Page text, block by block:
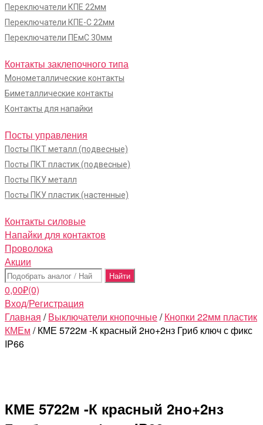
Переключатели КПЕ 22мм
Переключатели КПЕ-С 22мм
Переключатели ПЕмС 30мм
Контакты заклепочного типа
Монометаллические контакты
Биметаллические контакты
Контакты для напайки
Посты управления
Посты ПКТ металл (подвесные)
Посты ПКТ пластик (подвесные)
Посты ПКУ металл
Посты ПКУ пластик (настенные)
Контакты силовые
Напайки для контактов
Проволока
Акции
Поиск:
0,00₽(0)
Вход/Регистрация
Главная /Выключатели кнопочные/Кнопки 22мм пластик
КМЕм / КМЕ 5722м -К красный 2но+2нз Гриб ключ с фикс
IP66
КМЕ 5722м -К красный 2но+2нз